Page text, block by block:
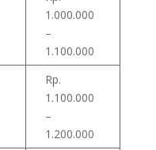
1.000.000
–
1.100.000
Rp.
1.100.000
–
1.200.000